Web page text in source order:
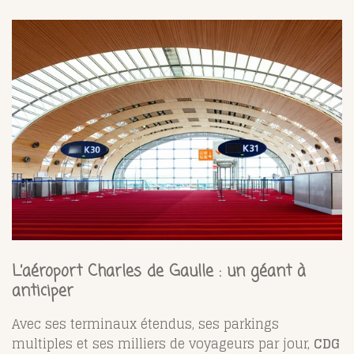
L’aéroport Charles de Gaulle : un géant à
anticiper
Avec ses terminaux étendus, ses parkings
multiples et ses milliers de voyageurs par jour, CDG